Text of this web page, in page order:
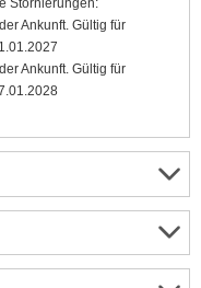
Ankunft. Gültig für
Ankunft. Gültig für